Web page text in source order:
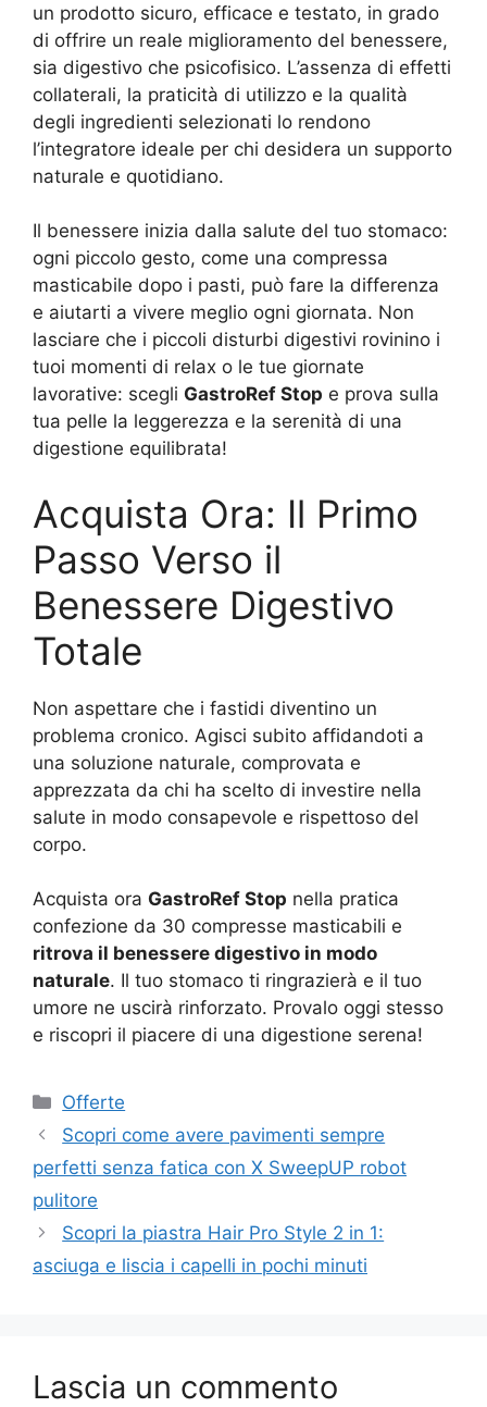
un prodotto sicuro, efficace e testato, in grado
di offrire un reale miglioramento del benessere,
sia digestivo che psicofisico. L’assenza di effetti
collaterali, la praticità di utilizzo e la qualità
degli ingredienti selezionati lo rendono
l’integratore ideale per chi desidera un supporto
naturale e quotidiano.
Il benessere inizia dalla salute del tuo stomaco:
ogni piccolo gesto, come una compressa
masticabile dopo i pasti, può fare la differenza
e aiutarti a vivere meglio ogni giornata. Non
lasciare che i piccoli disturbi digestivi rovinino i
tuoi momenti di relax o le tue giornate
lavorative: scegli GastroRef Stop e prova sulla
tua pelle la leggerezza e la serenità di una
digestione equilibrata!
Acquista Ora: Il Primo
Passo Verso il
Benessere Digestivo
Totale
Non aspettare che i fastidi diventino un
problema cronico. Agisci subito affidandoti a
una soluzione naturale, comprovata e
apprezzata da chi ha scelto di investire nella
salute in modo consapevole e rispettoso del
corpo.
Acquista ora GastroRef Stop nella pratica
confezione da 30 compresse masticabili e
ritrova il benessere digestivo in modo
naturale. Il tuo stomaco ti ringrazierà e il tuo
umore ne uscirà rinforzato. Provalo oggi stesso
e riscopri il piacere di una digestione serena!
Categorie
Offerte
Scopri come avere pavimenti sempre
perfetti senza fatica con X SweepUP robot
pulitore
Scopri la piastra Hair Pro Style 2 in 1:
asciuga e liscia i capelli in pochi minuti
Lascia un commento